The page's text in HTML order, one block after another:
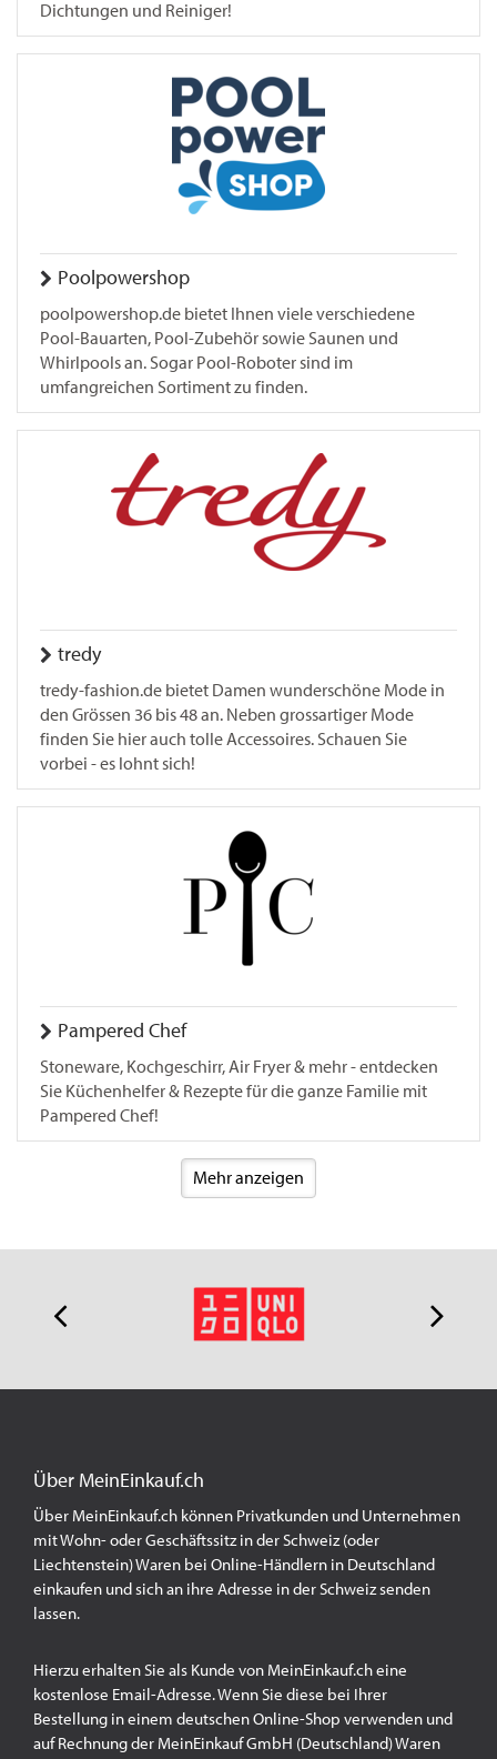
Dichtungen und Reiniger!
Poolpowershop
poolpowershop.de bietet Ihnen viele verschiedene
Pool-Bauarten, Pool-Zubehör sowie Saunen und
Whirlpools an. Sogar Pool-Roboter sind im
umfangreichen Sortiment zu finden.
tredy
tredy-fashion.de bietet Damen wunderschöne Mode in
den Grössen 36 bis 48 an. Neben grossartiger Mode
finden Sie hier auch tolle Accessoires. Schauen Sie
vorbei - es lohnt sich!
Pampered Chef
Stoneware, Kochgeschirr, Air Fryer & mehr - entdecken
Sie Küchenhelfer & Rezepte für die ganze Familie mit
Pampered Chef!
Mehr anzeigen
Über MeinEinkauf.ch
Über MeinEinkauf.ch können Privatkunden und Unternehmen
mit Wohn- oder Geschäftssitz in der Schweiz (oder
Liechtenstein) Waren bei Online-Händlern in Deutschland
einkaufen und sich an ihre Adresse in der Schweiz senden
lassen.
Hierzu erhalten Sie als Kunde von MeinEinkauf.ch eine
kostenlose Email-Adresse. Wenn Sie diese bei Ihrer
Bestellung in einem deutschen Online-Shop verwenden und
auf Rechnung der MeinEinkauf GmbH (Deutschland) Waren